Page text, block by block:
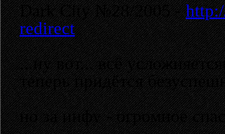
Dark City №28/2005 -
redirect
...ну вот... всё
теперь придётся
но за инфу - огромное